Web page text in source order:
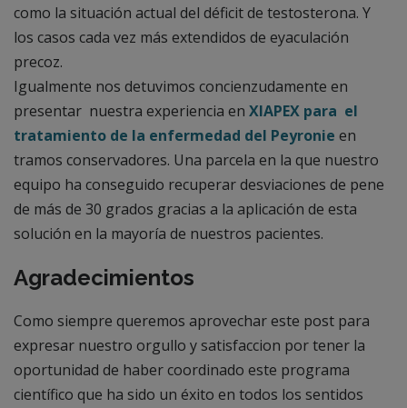
como la situación actual del déficit de testosterona. Y
los casos cada vez más extendidos de eyaculación
precoz.
Igualmente nos detuvimos concienzudamente en
presentar nuestra experiencia en XIAPEX para el
tratamiento de la enfermedad del Peyronie en
tramos conservadores. Una parcela en la que nuestro
equipo ha conseguido recuperar desviaciones de pene
de más de 30 grados gracias a la aplicación de esta
solución en la mayoría de nuestros pacientes.
Agradecimientos
Como siempre queremos aprovechar este post para
expresar nuestro orgullo y satisfaccion por tener la
oportunidad de haber coordinado este programa
científico que ha sido un éxito en todos los sentidos